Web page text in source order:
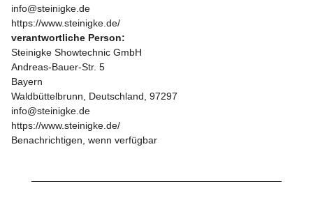
info@steinigke.de
https://www.steinigke.de/
verantwortliche Person:
Steinigke Showtechnic GmbH
Andreas-Bauer-Str. 5
Bayern
Waldbüttelbrunn, Deutschland, 97297
info@steinigke.de
https://www.steinigke.de/
Benachrichtigen, wenn verfügbar